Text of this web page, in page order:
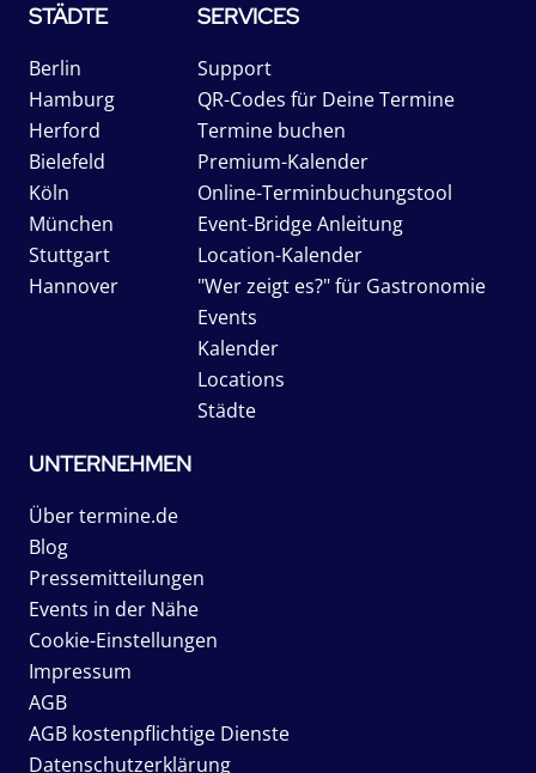
STÄDTE
Berlin
Hamburg
Herford
Bielefeld
Köln
München
Stuttgart
Hannover
SERVICES
Support
QR-Codes für Deine Termine
Termine buchen
Premium-Kalender
Online-Terminbuchungstool
Event-Bridge Anleitung
Location-Kalender
"Wer zeigt es?" für Gastronomie
Events
Kalender
Locations
Städte
UNTERNEHMEN
Über termine.de
Blog
Pressemitteilungen
Events in der Nähe
Cookie-Einstellungen
Impressum
AGB
AGB kostenpflichtige Dienste
Datenschutzerklärung